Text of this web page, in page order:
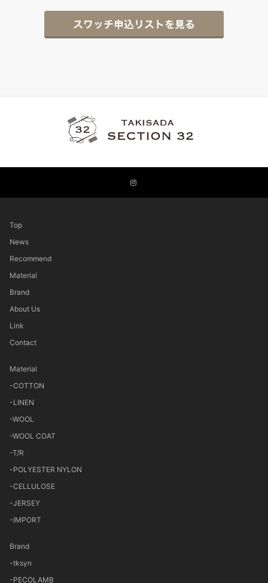
Top
News
Recommend
Material
Brand
About Us
Link
Contact
Material
-COTTON
-LINEN
-WOOL
-WOOL COAT
-T/R
-POLYESTER NYLON
-CELLULOSE
-JERSEY
-IMPORT
Brand
-tksyn
-PECOLAMB